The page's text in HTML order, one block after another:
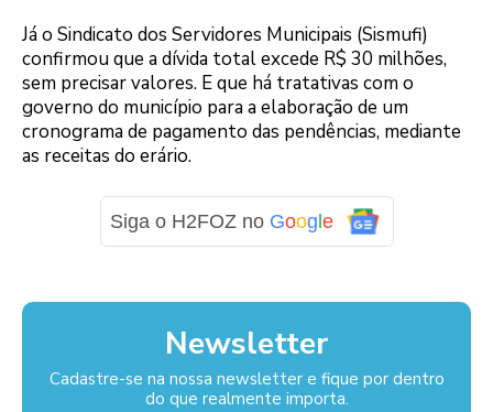
Já o Sindicato dos Servidores Municipais (Sismufi)
confirmou que a dívida total excede R$ 30 milhões,
sem precisar valores. E que há tratativas com o
governo do município para a elaboração de um
cronograma de pagamento das pendências, mediante
as receitas do erário.
Siga o H2FOZ no Goog e
Newsletter
Cadastre-se na nossa newsletter e fique por dentro
do que realmente importa.